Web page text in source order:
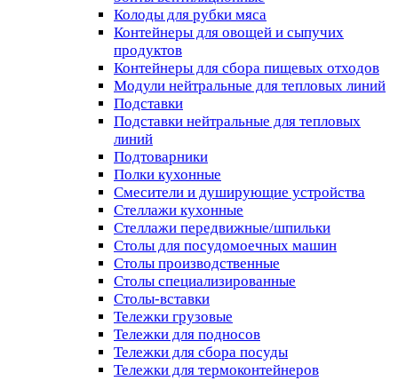
Колоды для рубки мяса
Контейнеры для овощей и сыпучих
продуктов
Контейнеры для сбора пищевых отходов
Модули нейтральные для тепловых линий
Подставки
Подставки нейтральные для тепловых
линий
Подтоварники
Полки кухонные
Смесители и душирующие устройства
Стеллажи кухонные
Стеллажи передвижные/шпильки
Столы для посудомоечных машин
Столы производственные
Столы специализированные
Столы-вставки
Тележки грузовые
Тележки для подносов
Тележки для сбора посуды
Тележки для термоконтейнеров